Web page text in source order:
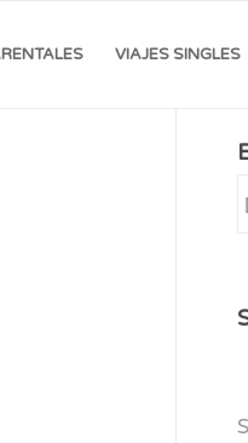
VIAJES SINGLES